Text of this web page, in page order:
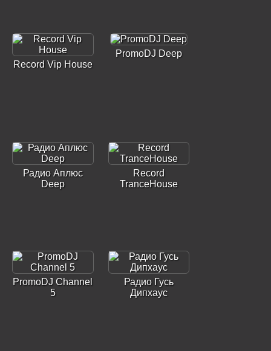
Record Vip House
PromoDJ Deep
Радио Аплюс
Deep
Record
TranceHouse
PromoDJ Channel
5
Радио Гусь
Дипхаус